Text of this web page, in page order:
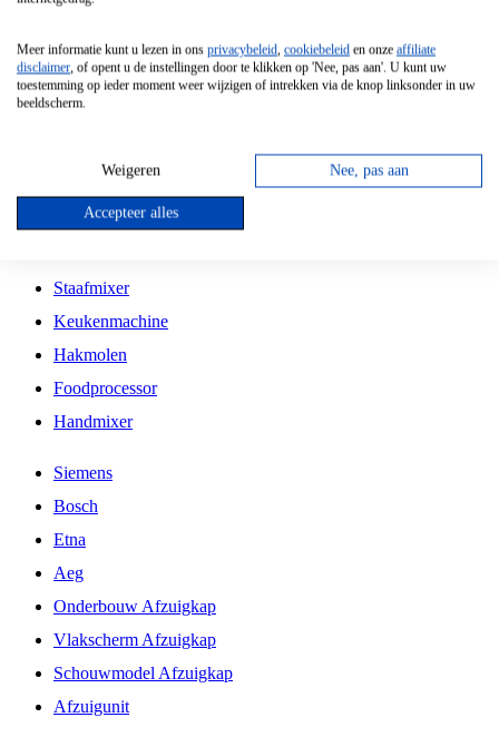
Vrijstaande Magnetron
Vrijstaande Kookplaat
Inbouw Gaskookplaat
Inbouw Keramische Kookplaat
Kookplaat Accessoires
Staafmixer
Keukenmachine
Hakmolen
Foodprocessor
Handmixer
Siemens
Bosch
Etna
Aeg
Onderbouw Afzuigkap
Vlakscherm Afzuigkap
Schouwmodel Afzuigkap
Afzuigunit
Meer informatie kunt u lezen in ons privacybeleid, cookiebeleid en onze affiliate
disclaimer, of opent u de instellingen door te klikken op 'Nee, pas aan'. U kunt uw
toestemming op ieder moment weer wijzigen of intrekken via de knop linksonder in uw
beeldscherm.
Weigeren Nee, pas aan
Accepteer alles